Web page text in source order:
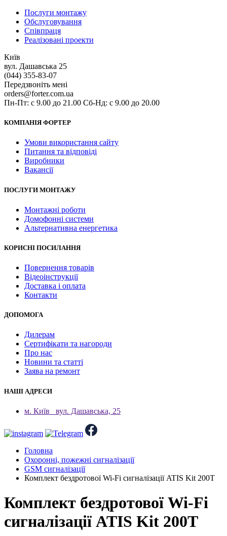
Послуги монтажу
Обслуговування
Співпраця
Реалізовані проекти
Київ
вул. Дашавська 25
(044) 355-83-07
Передзвоніть мені
orders@forter.com.ua
Пн-Пт: с 9.00 до 21.00 Сб-Нд: с 9.00 до 20.00
КОМПАНІЯ ФОРТЕР
Умови використання сайту
Питання та відповіді
Виробники
Вакансії
ПОСЛУГИ МОНТАЖУ
Монтажні роботи
Домофонні системи
Альтернативна енергетика
КОРИСНІ ПОСИЛАННЯ
Повернення товарів
Відеоінструкції
Доставка і оплата
Контакти
ДОПОМОГА
Дилерам
Сертифікати та нагороди
Про нас
Новини та статті
Заява на ремонт
НАШІ АДРЕСИ
м. Київ вул. Дашавська, 25
Головна
Охоронні, пожежні сигналізації
GSM сигналізації
Комплект бездротової Wi-Fi сигналізації ATIS Kit 200T
Комплект бездротової Wi-Fi
сигналізації ATIS Kit 200T